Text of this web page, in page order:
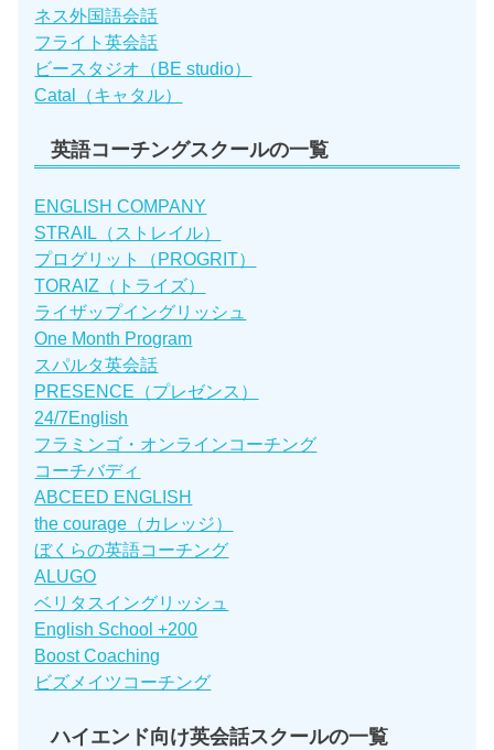
ネス外国語会話
フライト英会話
ビースタジオ（BE studio）
Catal（キャタル）
英語コーチングスクールの一覧
ENGLISH COMPANY
STRAIL（ストレイル）
プログリット（PROGRIT）
TORAIZ（トライズ）
ライザップイングリッシュ
One Month Program
スパルタ英会話
PRESENCE（プレゼンス）
24/7English
フラミンゴ・オンラインコーチング
コーチバディ
ABCEED ENGLISH
the courage（カレッジ）
ぼくらの英語コーチング
ALUGO
ベリタスイングリッシュ
English School +200
Boost Coaching
ビズメイツコーチング
ハイエンド向け英会話スクールの一覧